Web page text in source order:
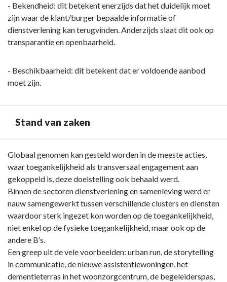
- Bekendheid: dit betekent enerzijds dat het duidelijk moet
zijn waar de klant/burger bepaalde informatie of
dienstverlening kan terugvinden. Anderzijds slaat dit ook op
transparantie en openbaarheid.
- Beschikbaarheid: dit betekent dat er voldoende aanbod
moet zijn.
Stand van zaken
Terug
naar
navigatie
Toegankelijk
Stand
van
zaken
Globaal genomen kan gesteld worden in de meeste acties,
waar toegankelijkheid als transversaal engagement aan
gekoppeld is, deze doelstelling ook behaald werd.
Binnen de sectoren dienstverlening en samenleving werd er
nauw samengewerkt tussen verschillende clusters en diensten
waardoor sterk ingezet kon worden op de toegankelijkheid,
niet enkel op de fysieke toegankelijkheid, maar ook op de
andere B’s.
Een greep uit de vele voorbeelden: urban run, de storytelling
in communicatie, de nieuwe assistentiewoningen, het
dementieterras in het woonzorgcentrum, de begeleiderspas,